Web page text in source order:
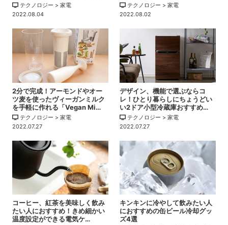
テクノロジー > 家電
2022.08.04
テクノロジー > 家電
2022.08.02
2分で完成！アーモンドやオー
ツ麦を使ったヴィーガンミルク
を手軽に作れる「Vegan Mi…
テクノロジー > 家電
2022.07.27
デザイン、機能で選ぶならコ
レ！ひとり暮らしにちょうどい
い2ドア小型冷蔵庫おすすめ…
テクノロジー > 家電
2022.07.27
コーヒー、紅茶を美味しく飲み
たい人におすすめ！きめ細かい
温度設定ができる電気ケ…
キンキンに冷やして飲みたい人
におすすめの缶ビール冷却グッ
ズ4選